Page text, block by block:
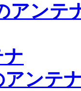
アンテ
ンテ